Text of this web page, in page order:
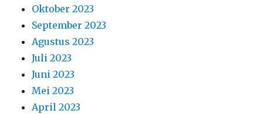
Oktober 2023
September 2023
Agustus 2023
Juli 2023
Juni 2023
Mei 2023
April 2023